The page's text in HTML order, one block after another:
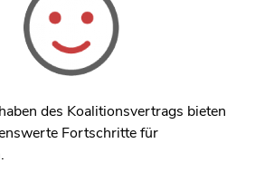
des Koalitionsvertrags bieten
Fortschritte für